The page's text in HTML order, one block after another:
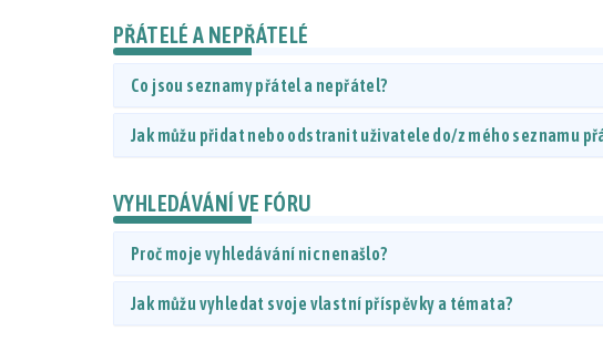
PŘÁTELÉ A NEPŘÁTELÉ
Co jsou seznamy přátel a nepřátel?
Jak můžu přidat nebo odstranit uživatele do/z mého seznamu
VYHLEDÁVÁNÍ VE FÓRU
Proč moje vyhledávání nic nenašlo?
Jak můžu vyhledat svoje vlastní příspěvky a témata?